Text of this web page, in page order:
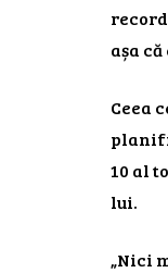
așa
Ceea
10 al
lui.
„Nici